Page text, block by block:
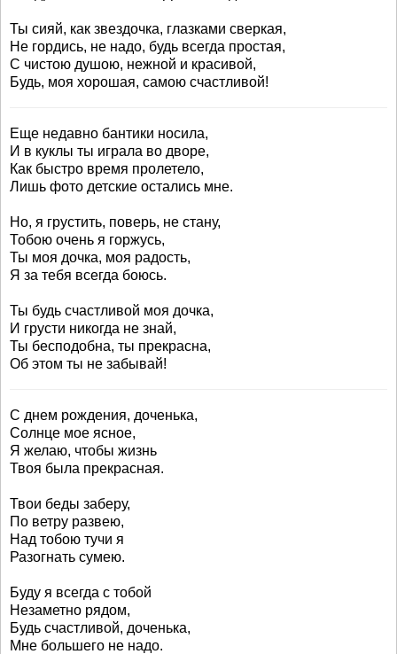
Ты сияй, как звездочка, глазками сверкая,
Не гордись, не надо, будь всегда простая,
С чистою душою, нежной и красивой,
Будь, моя хорошая, самою счастливой!
Еще недавно бантики носила,
И в куклы ты играла во дворе,
Как быстро время пролетело,
Лишь фото детские остались мне.
Но, я грустить, поверь, не стану,
Тобою очень я горжусь,
Ты моя дочка, моя радость,
Я за тебя всегда боюсь.
Ты будь счастливой моя дочка,
И грусти никогда не знай,
Ты бесподобна, ты прекрасна,
Об этом ты не забывай!
С днем рождения, доченька,
Солнце мое ясное,
Я желаю, чтобы жизнь
Твоя была прекрасная.
Твои беды заберу,
По ветру развею,
Над тобою тучи я
Разогнать сумею.
Буду я всегда с тобой
Незаметно рядом,
Будь счастливой, доченька,
Мне большего не надо.